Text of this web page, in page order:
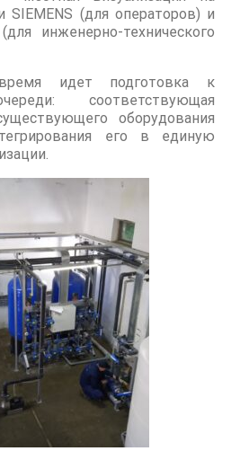
SIEMENS (для операторов) и
инженерно-технического
идет подготовка к
соответствующая
оборудования
его в единую